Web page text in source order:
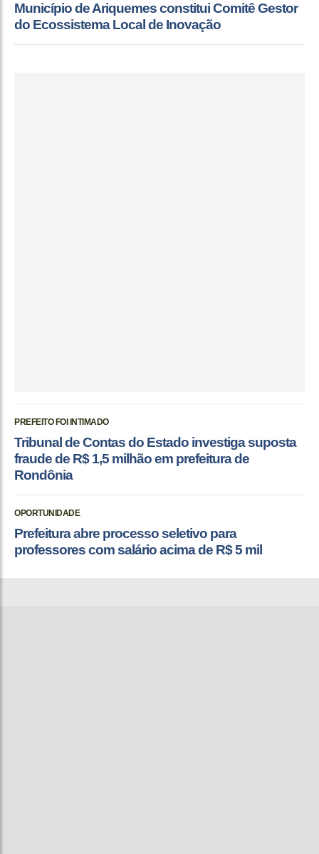
Município de Ariquemes constitui Comitê Gestor
do Ecossistema Local de Inovação
PREFEITO FOI INTIMADO
Tribunal de Contas do Estado investiga suposta
fraude de R$ 1,5 milhão em prefeitura de
Rondônia
OPORTUNIDADE
Prefeitura abre processo seletivo para
professores com salário acima de R$ 5 mil